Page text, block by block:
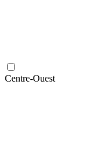
Centre-Ouest